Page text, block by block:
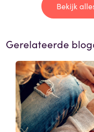
Bekijk
Gerelateerde